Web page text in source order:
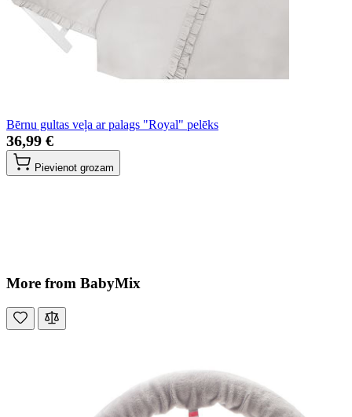
Bērnu gultas veļa ar palags "Royal" pelēks
36,99 €
Pievienot grozam
More from BabyMix